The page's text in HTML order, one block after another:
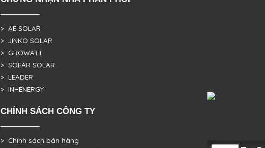
> AE SOLAR
> JINKO SOLAR
> GROWATT
> SOFAR SOLAR
> LEADER
> INHENERGY
CHÍNH SÁCH CÔNG TY
> Chính sách bán hàng